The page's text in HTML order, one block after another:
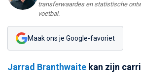
transferwaardes en statistische
voetbal.
Maak ons je Google-favoriet
Jarrad Branthwaite kan zijn